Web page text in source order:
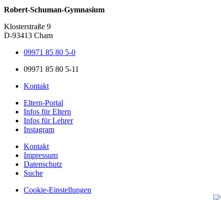
Robert-Schuman-Gymnasium
Klosterstraße 9
D-93413 Cham
09971 85 80 5-0
09971 85 80 5-11
Kontakt
Eltern-Portal
Infos für Eltern
Infos für Lehrer
Instagram
Kontakt
Impressum
Datenschutz
Suche
Cookie-Einstellungen